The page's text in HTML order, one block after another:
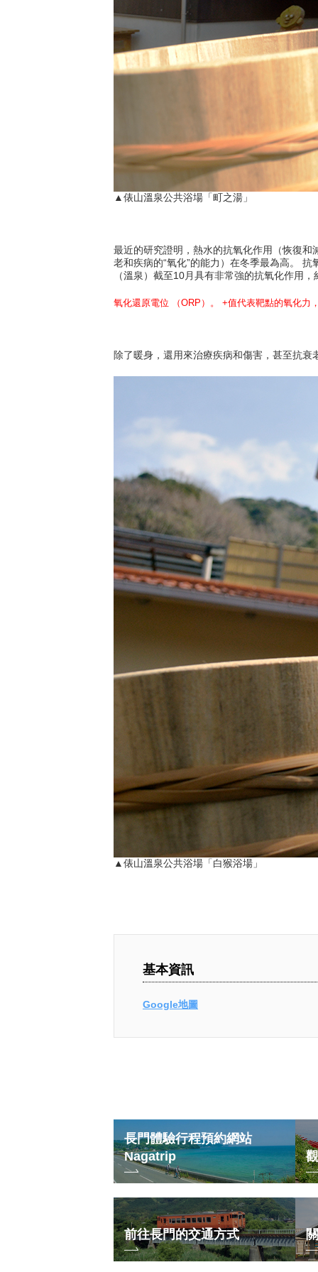
▲俵山溫泉公共浴場「町之湯」
最近的研究證明，熱水的抗氧化作用（恢復和
老和疾病的“氧化”的能力）在冬季最為高。
（溫泉）截至10月具有非常強的抗氧化作用
氧化還原電位 （ORP）。 +值代表靶點的氧化力
除了暖身，還用來治療疾病和傷害，甚至抗
▲俵山溫泉公共浴場「白猴浴場」
基本資訊
Google地圖
長門體驗行程預約網站
Nagatrip
前往長門的交通方式